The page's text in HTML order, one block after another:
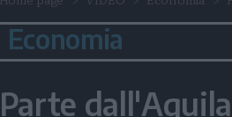
Economia
Parte